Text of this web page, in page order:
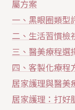
屬方案
一、黑眼圈類型
二、生活習慣檢
三、醫美療程選
四、客製化療程
居家護理與醫美
居家護理：打好